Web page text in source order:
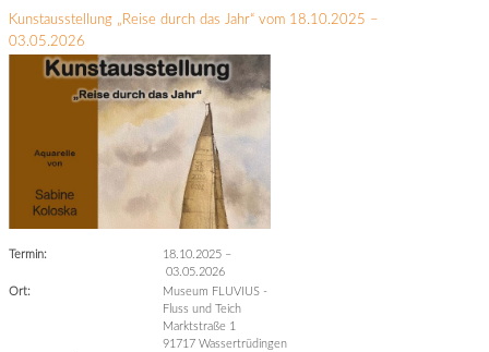
Kunstausstellung „Reise durch das Jahr“ vom 18.10.2025 –
03.05.2026
Termin: 18.10.2025 –
03.05.2026
Ort:
Museum FLUVIUS -
Fluss und Teich
Marktstraße 1
91717 Wassertrüdingen